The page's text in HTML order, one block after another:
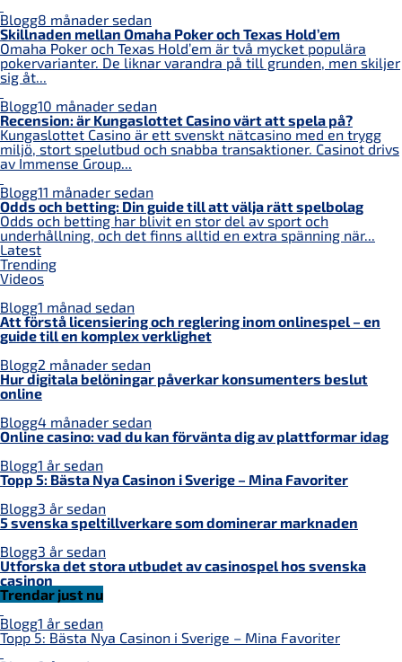
Blogg8 månader sedan
Skillnaden mellan Omaha Poker och Texas Hold’em
Omaha Poker och Texas Hold’em är två mycket populära
pokervarianter. De liknar varandra på till grunden, men skiljer
sig åt...
Blogg10 månader sedan
Recension: är Kungaslottet Casino värt att spela på?
Kungaslottet Casino är ett svenskt nätcasino med en trygg
miljö, stort spelutbud och snabba transaktioner. Casinot drivs
av Immense Group...
Blogg11 månader sedan
Odds och betting: Din guide till att välja rätt spelbolag
Odds och betting har blivit en stor del av sport och
underhållning, och det finns alltid en extra spänning när...
Latest
Trending
Videos
Blogg1 månad sedan
Att förstå licensiering och reglering inom onlinespel – en
guide till en komplex verklighet
Blogg2 månader sedan
Hur digitala belöningar påverkar konsumenters beslut
online
Blogg4 månader sedan
Online casino: vad du kan förvänta dig av plattformar idag
Blogg1 år sedan
Topp 5: Bästa Nya Casinon i Sverige – Mina Favoriter
Blogg3 år sedan
5 svenska speltillverkare som dominerar marknaden
Blogg3 år sedan
Utforska det stora utbudet av casinospel hos svenska
casinon
Trendar just nu
Blogg1 år sedan
Topp 5: Bästa Nya Casinon i Sverige – Mina Favoriter